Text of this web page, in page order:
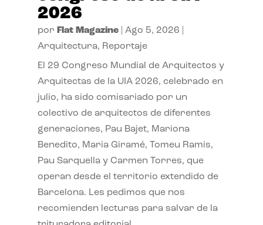
2026
por Flat Magazine| Ago 5, 2026
Arquitectura, Reportaje
El 29 Congreso Mundial de Arquitectos y
Arquitectas de la UIA 2026, celebrado en
julio, ha sido comisariado por un
colectivo de arquitectos de diferentes
generaciones, Pau Bajet, Mariona
Benedito, Maria Giramé, Tomeu Ramis,
Pau Sarquella y Carmen Torres, que
operan desde el territorio extendido de
Barcelona. Les pedimos que nos
recomienden lecturas para salvar de la